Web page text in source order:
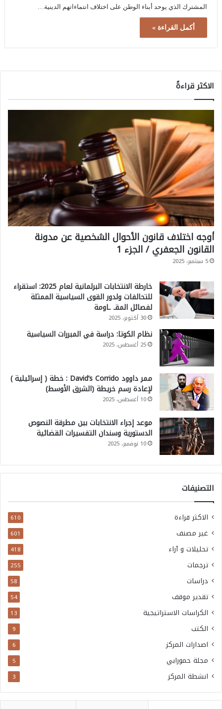
المشترك الذي يوحد أبناء الوطن على اختلاف انتماءاتهم الدينية…
أكمل القراءة »
الاكثر قراءةً
أوجه اختلاف قانون الأحوال الشخصية عن مدونة
القانون الجعفري / الجزء 1
5 سبتمبر، 2025
خارطة الانتخابات البرلمانية لعام 2025: استقراء
للتحالفات ولدور القوى السياسية الممثلة
لفصائل المقـ ـاومة
30 أكتوبر، 2025
نظام الكوتا: دراسة في المبررات السياسية
25 أغسطس، 2025
ممر داوود David’s Corrido : خطة ( إسرائيلية )
لإعادة رسم خريطة (الشرق الأوسط)
10 أغسطس، 2025
موعد إجراء الانتخابات بين مطرقة النصوص
الدستورية وسندان التفسيرات القضائية
10 نوفمبر، 2025
التصنيفات
الاكثر قراءة 610
غير مصنف 601
تحليلات و آراء 418
ترجمات 255
دراسات 58
تقدير موقف 54
الكراسات الاستراتيجية 13
الكتب 9
اصدارات المركز 6
مجلة حمورابي 5
انشطة المركز 3